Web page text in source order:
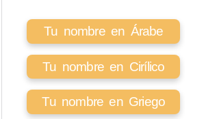
Tu nombre en Árabe
Tu nombre en Cirílico
Tu nombre en Griego